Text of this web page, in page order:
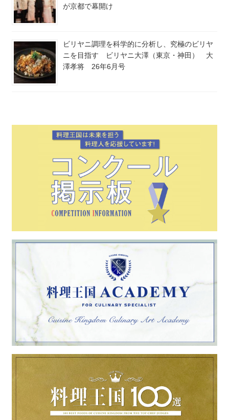
が京都で幕開け
ビリヤニ調理を科学的に分析し、究極のビリヤ
ニを目指す ビリヤニ大澤（東京・神田） 大
澤孝将 26年6月号